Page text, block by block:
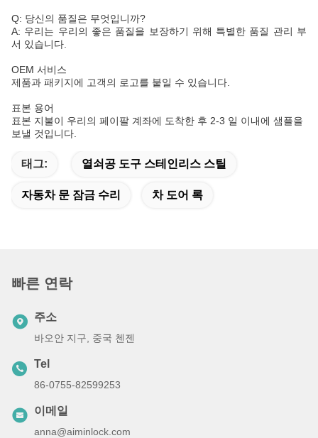
Q: 당신의 품질은 무엇입니까?
A: 우리는 우리의 좋은 품질을 보장하기 위해 특별한 품질 관리 부
서 있습니다.
OEM 서비스
제품과 패키지에 고객의 로고를 붙일 수 있습니다.
표본 용어
표본 지불이 우리의 페이팔 계좌에 도착한 후 2-3 일 이내에 샘플을
보낼 것입니다.
태그: 열쇠공 도구 스테인리스 스틸
자동차 문 잠금 수리 차 도어 록
빠른 연락
주소
바오안 지구, 중국 첸젠
Tel
86-0755-82599253
이메일
anna@aiminlock.com